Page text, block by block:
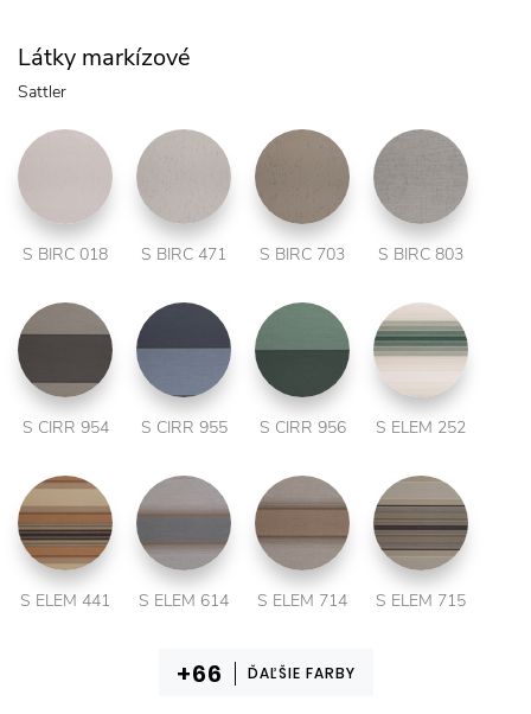
Látky markízové
Sattler
S BIRC 018 S BIRC 471 S BIRC 703 S BIRC 803
S CIRR 954 S CIRR 955 S CIRR 956 S ELEM 252
S ELEM 441 S ELEM 614 S ELEM 714 S ELEM 715
ĎAĽŠIE FARBY